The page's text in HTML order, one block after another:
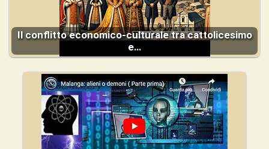
Il conflitto economico-culturale tra cattolicesimo
e…